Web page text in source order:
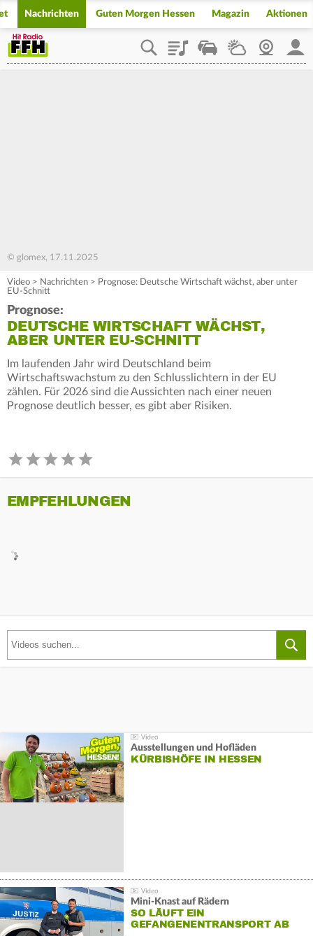
Nachrichten Guten Morgen Hessen Magazin Aktionen
PlaylistStaupilotWetterWebcam
© glomex, 17.11.2025
Video > Nachrichten > Prognose: Deutsche Wirtschaft wächst, aber unter
EU-Schnitt
Prognose:
DEUTSCHE WIRTSCHAFT WÄCHST,
ABER UNTER EU-SCHNITT
Im laufenden Jahr wird Deutschland beim
Wirtschaftswachstum zu den Schlusslichtern in der EU
zählen. Für 2026 sind die Aussichten nach einer neuen
Prognose deutlich besser, es gibt aber Risiken.
EMPFEHLUNGEN
Ausstellungen und Hofläden
KÜRBISHÖFE IN HESSEN
Mini-Knast auf Rädern
SO LÄUFT EIN
GEFANGENENTRANSPORT AB